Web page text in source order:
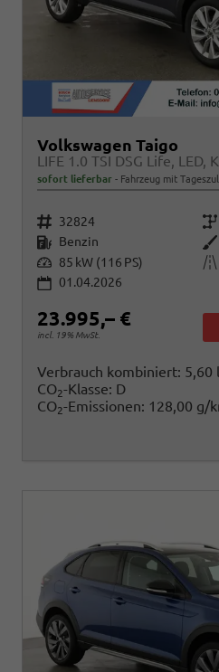
Volkswagen Taigo
sofort lieferbar Fahrzeug mit
Fahrzeugnr. 32824 Getriebe
Kraftstoff Benzin Außenfarbe
Leistung 85 kW (116 PS) Kilometerstand
01.04.2026
23.995,– €
incl. 19% MwSt.
Verbrauch kombiniert: 5,60
CO2-Klasse: D
CO2-Emissionen: 128,00 g/